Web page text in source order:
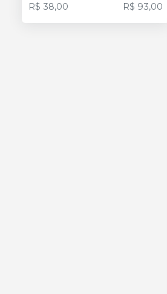
R$ 38,00 R$ 93,00